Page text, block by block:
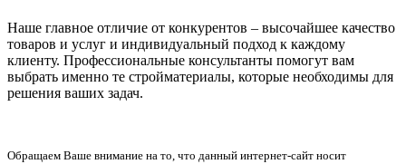
Наше главное отличие от конкурентов – высочайшее качество
товаров и услуг и индивидуальный подход к каждому
клиенту. Профессиональные консультанты помогут вам
выбрать именно те стройматериалы, которые необходимы для
решения ваших задач.
Обращаем Ваше внимание на то, что данный интернет-сайт носит